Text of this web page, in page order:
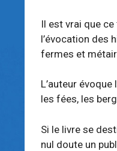
Il est vrai que
l’évocation des
fermes et
L’auteur
les fées, les
Si le livre se
nul doute un